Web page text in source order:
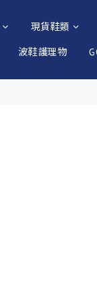
現貨鞋類
波鞋護理物